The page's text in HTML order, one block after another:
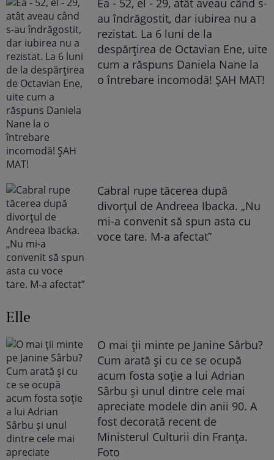
au îndrăgostit, dar iubirea nu a
rezistat. La 6 luni de la
despărțirea de Octavian Ene, uite
cum a răspuns Daniela Nane la
o întrebare incomodă! ȘAH MAT!
Cabral rupe tăcerea după
divorțul de Andreea Ibacka. „Nu
mi-a convenit să spun asta cu
voce tare. M-a afectat”
Elle
O mai ții minte pe Janine Sârbu?
Cum arată și cu ce se ocupă
acum fosta soție a lui Adrian
Sârbu și unul dintre cele mai
apreciate modele din anii 90. A
fost decorată recent de
Ministerul Culturii din Franța.
Foto